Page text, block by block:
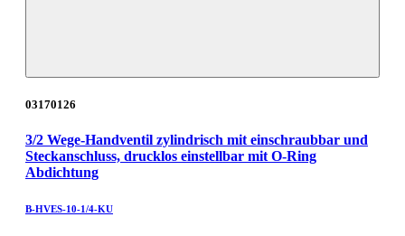
03170126
3/2 Wege-Handventil zylindrisch mit einschraubbar und
Steckanschluss, drucklos einstellbar mit O-Ring
Abdichtung
B-HVES-10-1/4-KU